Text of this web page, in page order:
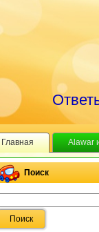
Главная Alawar
Поиск